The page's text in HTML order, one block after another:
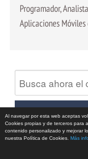
Al navegar por esta web aceptas
Cookies propias y de terceros para
contenido personalizado y mejorar
nuestra Política de Cookies. Más
Programador,
Aplicaciones Móviles